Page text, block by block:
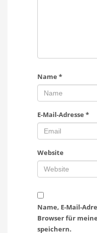
Name *
E-Mail-Adresse *
Website
Name, E-Mail-
Browser für
speichern.